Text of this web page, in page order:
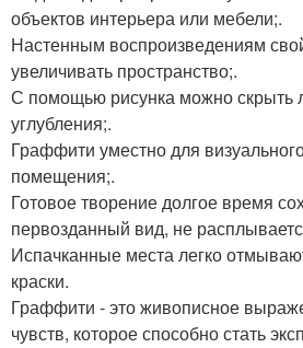
объектов интерьера или мебели;.
Настенным воспроизведениям
увеличивать пространство;.
С помощью рисунка можно скрыть
углубления;.
Граффити уместно для
помещения;.
Готовое творение долгое время
первозданный вид, не
Испачканные места легко
краски.
Граффити - это живописное
чувств, которое способно стать